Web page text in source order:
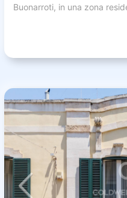
Buonarroti, in una zona